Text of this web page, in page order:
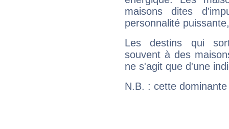
maisons dites
personnalité
Les destins qui
souvent à des
ne s'agit que d'une
N.B. : cette